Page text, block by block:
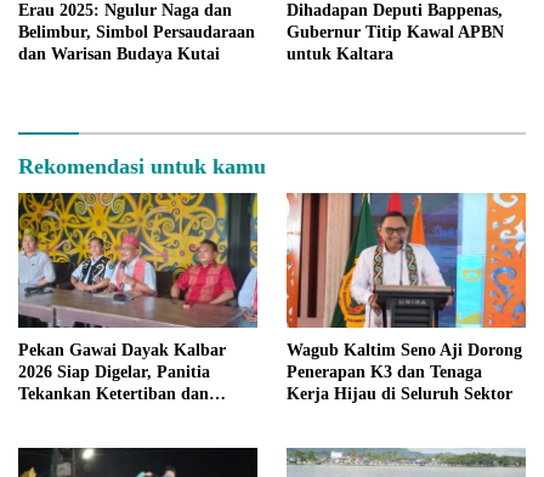
Erau 2025: Ngulur Naga dan
Belimbur, Simbol Persaudaraan
dan Warisan Budaya Kutai
Dihadapan Deputi Bappenas,
Gubernur Titip Kawal APBN
untuk Kaltara
Rekomendasi untuk kamu
Pekan Gawai Dayak Kalbar
2026 Siap Digelar, Panitia
Tekankan Ketertiban dan
Wagub Kaltim Seno Aji Dorong
Penerapan K3 dan Tenaga
Kerja Hijau di Seluruh Sektor